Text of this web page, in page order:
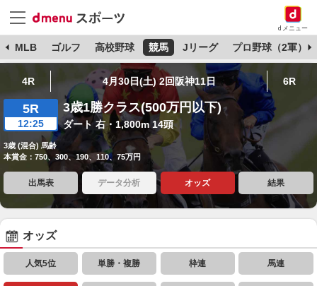
dメニュー
MLB ゴルフ 高校野球 競馬 Jリーグ プロ野球（2軍）
4R 4月30日(土) 2回阪神11日 6R
5R
12:25
3歳1勝クラス(500万円以下)
ダート 右・1,800m 14頭
3歳 (混合) 馬齢
本賞金：750、300、190、110、75万円
出馬表 データ分析 オッズ 結果
オッズ
人気5位 単勝・複勝 枠連 馬連